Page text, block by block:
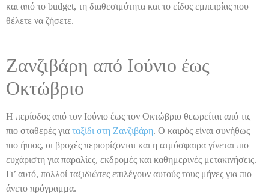
και από το budget, τη διαθεσιμότητα και το είδος εμπειρίας που
θέλετε να ζήσετε.
Ζανζιβάρη από Ιούνιο έως
Οκτώβριο
Η περίοδος από τον Ιούνιο έως τον Οκτώβριο θεωρείται από τις
πιο σταθερές για ταξίδι στη Ζανζιβάρη. Ο καιρός είναι συνήθως
πιο ήπιος, οι βροχές περιορίζονται και η ατμόσφαιρα γίνεται πιο
ευχάριστη για παραλίες, εκδρομές και καθημερινές μετακινήσεις.
Γι’ αυτό, πολλοί ταξιδιώτες επιλέγουν αυτούς τους μήνες για πιο
άνετο πρόγραμμα.